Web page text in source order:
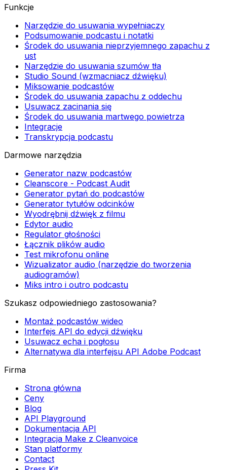
Funkcje
Narzędzie do usuwania wypełniaczy
Podsumowanie podcastu i notatki
Środek do usuwania nieprzyjemnego zapachu z
ust
Narzędzie do usuwania szumów tła
Studio Sound (wzmacniacz dźwięku)
Miksowanie podcastów
Środek do usuwania zapachu z oddechu
Usuwacz zacinania się
Środek do usuwania martwego powietrza
Integracje
Transkrypcja podcastu
Darmowe narzędzia
Generator nazw podcastów
Cleanscore - Podcast Audit
Generator pytań do podcastów
Generator tytułów odcinków
Wyodrębnij dźwięk z filmu
Edytor audio
Regulator głośności
Łącznik plików audio
Test mikrofonu online
Wizualizator audio (narzędzie do tworzenia
audiogramów)
Miks intro i outro podcastu
Szukasz odpowiedniego zastosowania?
Montaż podcastów wideo
Interfejs API do edycji dźwięku
Usuwacz echa i pogłosu
Alternatywa dla interfejsu API Adobe Podcast
Firma
Strona główna
Ceny
Blog
API Playground
Dokumentacja API
Integracja Make z Cleanvoice
Stan platformy
Contact